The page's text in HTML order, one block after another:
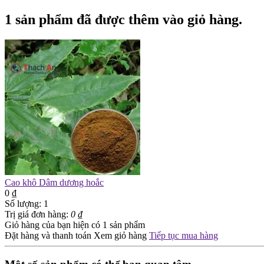
1 sản phẩm đã được thêm vào giỏ hàng.
Cao khô Dâm dương hoắc
0 ₫
Số lượng: 1
Trị giá đơn hàng: 0 ₫
Giỏ hàng của bạn hiện có 1 sản phẩm
Đặt hàng và thanh toán Xem giỏ hàng Tiếp tục mua hàng